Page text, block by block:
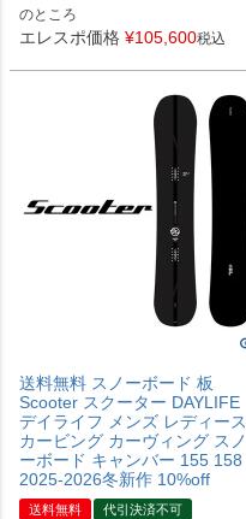
のところ
エレスポ価格 ¥105,600税込
送料無料 スノーボード 板
Scooter スクーター DAYLIFE
デイライフ メンズ レディース
カービング カーヴィング スノ
ーボード キャンバー 155 158
2025-2026冬新作 10%off
送料無料 代引決済不可